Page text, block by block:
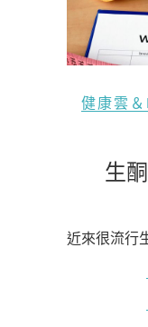
健康雲
生
近來很流行